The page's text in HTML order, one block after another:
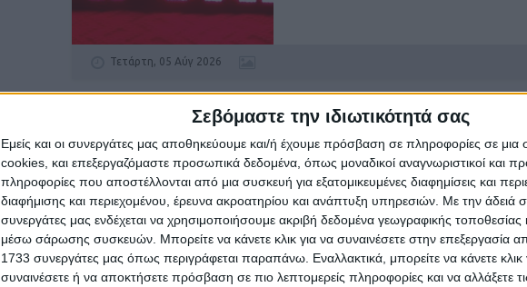
Σεβόμαστε την ιδιωτικότητά σας
Εμείς και οι συνεργάτες μας αποθηκεύουμε και/ή έχουμε πρόσβαση σε πληροφορίες σε
cookies, και επεξεργαζόμαστε προσωπικά δεδομένα, όπως μοναδικοί αναγνωριστικοί και
πληροφορίες που αποστέλλονται από μια συσκευή για εξατομικευμένες διαφημίσεις και
διαφήμισης και περιεχομένου, έρευνα ακροατηρίου και ανάπτυξη υπηρεσιών. Με την άδειά
συνεργάτες μας ενδέχεται να χρησιμοποιήσουμε ακριβή δεδομένα γεωγραφικής τοποθεσίας
μέσω σάρωσης συσκευών. Μπορείτε να κάνετε κλικ για να συναινέσετε στην επεξεργασία
1733 συνεργάτες μας όπως περιγράφεται παραπάνω. Εναλλακτικά, μπορείτε να κάνετε κλικ
συναινέσετε ή να αποκτήσετε πρόσβαση σε πιο λεπτομερείς πληροφορίες και να αλλάξετε
Τετάρτη, 05 Αύγ 2026
ΠΙΝΑΚΙΔΕΣ LED
Υπόλοιπη Ελλάδα
κυλιόμενων μηνυμάτων 2.00χ40
550€)2.00χ40 κοκκινη 350) 1.05χ23
οψης κοκκινη 295€) 1.05χ20 185€)
εγχρωμη ...